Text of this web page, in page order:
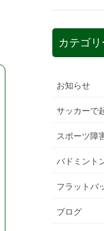
カテゴリ
お知らせ
サッカーで
スポーツ障
バドミント
フラットバ
ブログ